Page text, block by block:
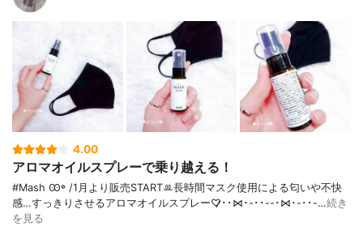
4.00
アロマオイルスプレーで乗り越える！
#Mash Ꙭ꙳ / 1月より販売STARTꔛ‬長時間マスク使用による匂いや不快
感…すっきりさせるアロマオイルスプレー♡̷̷･･⋈･-･･--･⋈･-･･-…続き
を見る